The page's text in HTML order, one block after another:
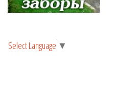
Select Language ▼